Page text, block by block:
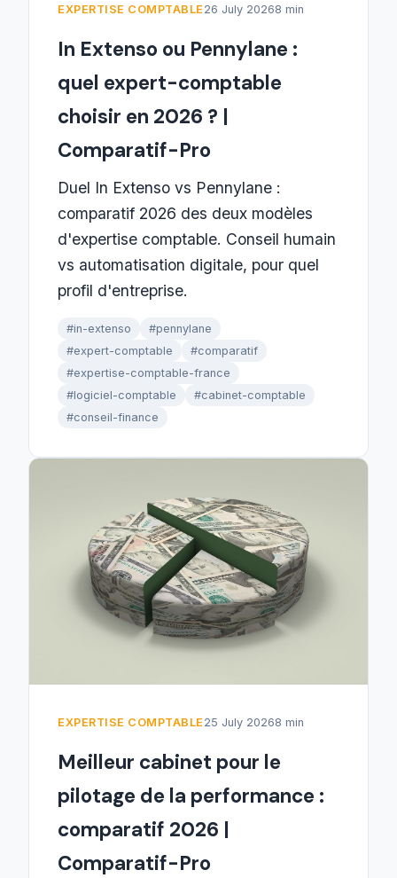
EXPERTISE COMPTABLE 26 July 20268 min
In Extenso ou Pennylane :
quel expert-comptable
choisir en 2026 ? |
Comparatif-Pro
Duel In Extenso vs Pennylane :
comparatif 2026 des deux modèles
d'expertise comptable. Conseil humain
vs automatisation digitale, pour quel
profil d'entreprise.
#in-extenso
#pennylane
#expert-comptable
#comparatif
#expertise-comptable-france
#logiciel-comptable
#cabinet-comptable
#conseil-finance
EXPERTISE COMPTABLE 25 July 20268 min
Meilleur cabinet pour le
pilotage de la performance :
comparatif 2026 |
Comparatif-Pro